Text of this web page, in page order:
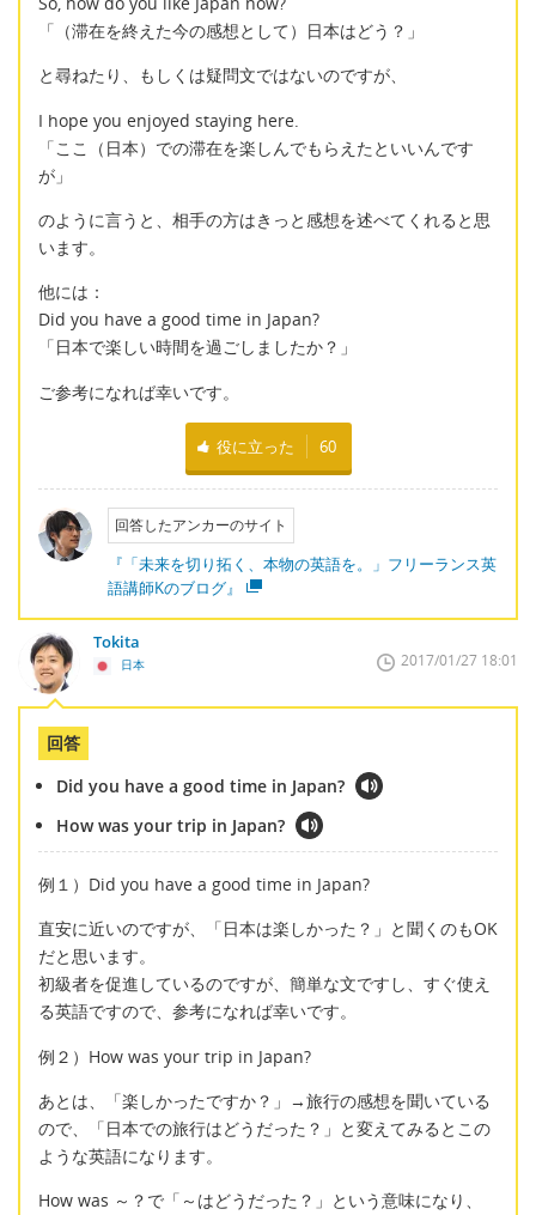
「（滞在を終えた今の感想として）日本はどう？」
と尋ねたり、もしくは疑問文ではないのですが、
I hope you enjoyed staying here.
「ここ（日本）での滞在を楽しんでもらえたといいんです
が」
のように言うと、相手の方はきっと感想を述べてくれると思
います。
他には：
Did you have a good time in Japan?
「日本で楽しい時間を過ごしましたか？」
ご参考になれば幸いです。
役に立った 60
回答したアンカーのサイト
『「未来を切り拓く、本物の英語を。」フリーランス英
語講師Kのブログ』
Tokita
日本 2017/01/27 18:01
回答
Did you have a good time in Japan?
How was your trip in Japan?
例１）Did you have a good time in Japan?
直安に近いのですが、「日本は楽しかった？」と聞くのもOK
だと思います。
初級者を促進しているのですが、簡単な文ですし、すぐ使え
る英語ですので、参考になれば幸いです。
例２）How was your trip in Japan?
あとは、「楽しかったですか？」→旅行の感想を聞いている
ので、「日本での旅行はどうだった？」と変えてみるとこの
ような英語になります。
How was ～？で「～はどうだった？」という意味になり、